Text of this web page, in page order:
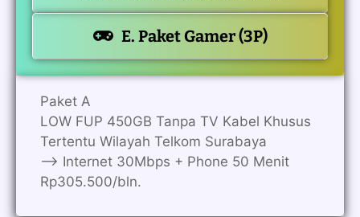
E. Paket Gamer (3P)
Paket A
LOW FUP 450GB Tanpa TV Kabel Khusus
Tertentu Wilayah Telkom Surabaya
—> Internet 30Mbps + Phone 50 Menit
Rp305.500/bln.